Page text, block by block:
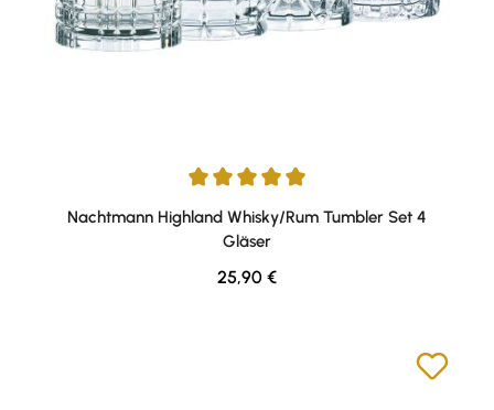
Durchschnittliche Bewertung von 4.94 von 5 Sternen
Nachtmann Highland Whisky/Rum Tumbler Set 4
Gläser
Regulärer Preis:
25,90 €